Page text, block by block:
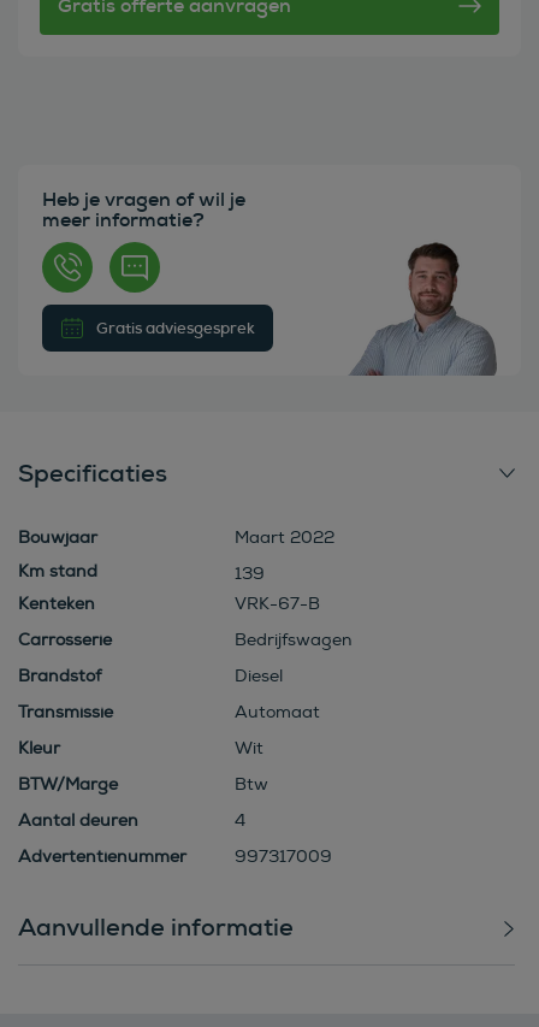
Heb je vragen of wil je
meer informatie?
Gratis adviesgesprek
Specificaties
Bouwjaar
Maart 2022
139
Kenteken
VRK-67-B
Carrosserie
Bedrijfswagen
Brandstof
Diesel
Transmissie
Automaat
Kleur
Wit
BTW/Marge
Btw
Aantal deuren
4
Advertentienummer
997317009
Aanvullende informatie